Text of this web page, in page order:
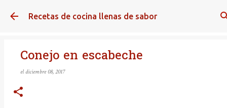
Ir al contenido principal
Recetas de cocina llenas de sabor
Conejo en escabeche
el diciembre 08, 2017